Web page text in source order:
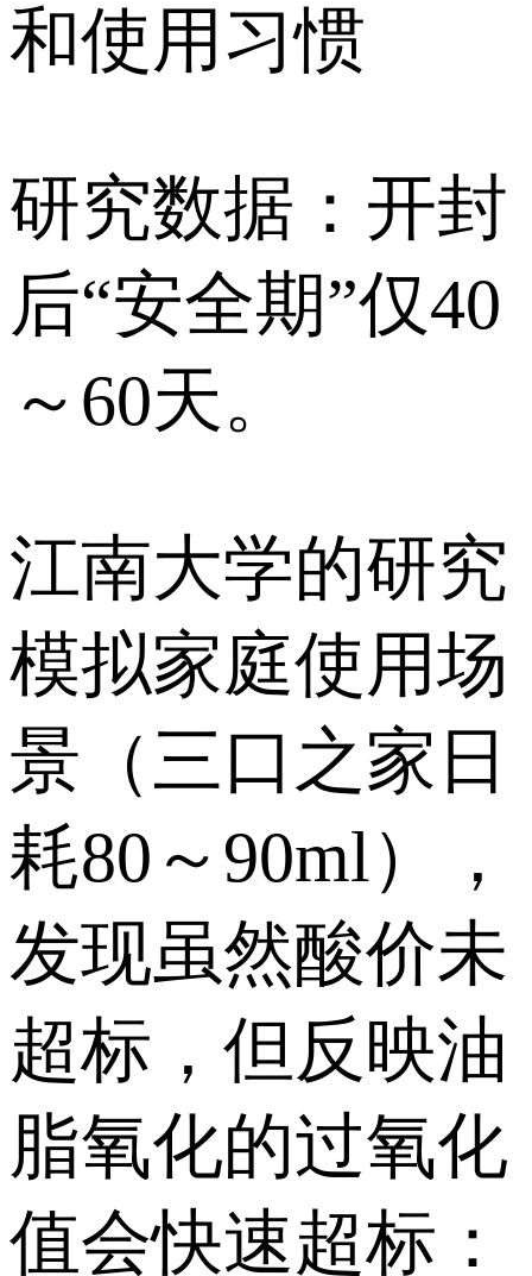
和使用习惯
研究数据：开封
后“安全期”仅40
～60天。
江南大学的研究
模拟家庭使用场
景（三口之家日
耗80～90ml），
发现虽然酸价未
超标，但反映油
脂氧化的过氧化
值会快速超标：